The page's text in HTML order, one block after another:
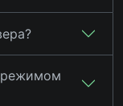
режимом